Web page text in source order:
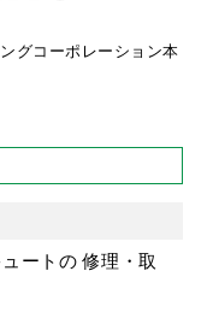
グコーポレーション本
ートの 修理・取